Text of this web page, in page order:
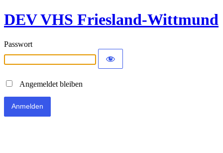
DEV VHS Friesland-Wittmund
Passwort
Angemeldet bleiben